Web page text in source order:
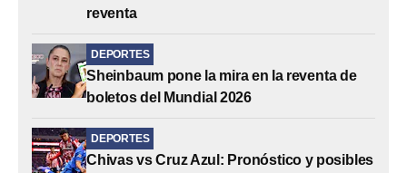
reventa
DEPORTES
Sheinbaum pone la mira en la reventa de
boletos del Mundial 2026
DEPORTES
Chivas vs Cruz Azul: Pronóstico y posibles